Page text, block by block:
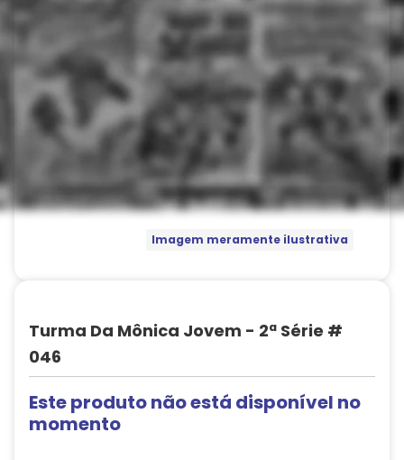
Imagem meramente ilustrativa
Turma Da Mônica Jovem - 2ª Série #
046
Este produto não está disponível no
momento